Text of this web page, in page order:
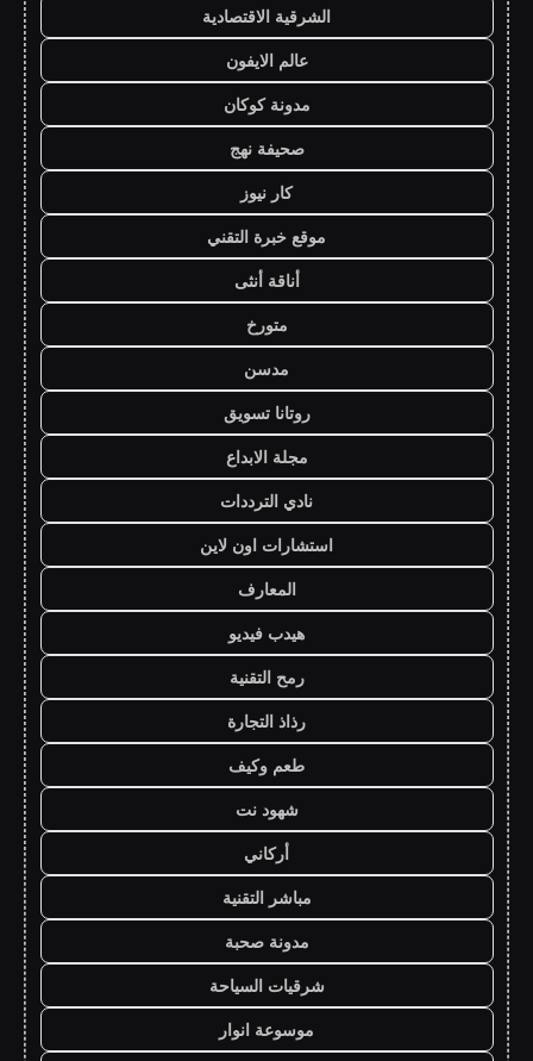
الشرقية الاقتصادية
عالم الايفون
مدونة كوكان
صحيفة نهج
كار نيوز
موقع خبرة التقني
أناقة أنثى
متورخ
مدسن
روتانا تسويق
مجلة الابداع
نادي الترددات
استشارات اون لاين
المعارف
هيدب فيديو
رمح التقنية
رذاذ التجارة
طعم وكيف
شهود نت
أركاني
مباشر التقنية
مدونة صحبة
شرقيات السياحة
موسوعة انوار